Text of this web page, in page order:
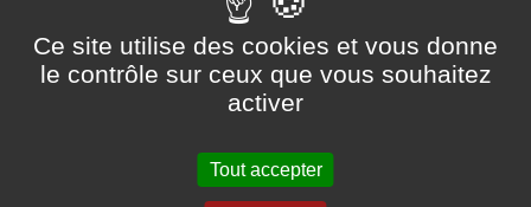
Rétention des contaminants extérieurs de type boue et
eau, milieu à fortes sollicitations
Adapté pour moyeux rotatifs avec arbre fixe
Applications
Tous types d'applications rotatives
Ce site utilise des cookies et vous donne
le contrôle sur ceux que vous souhaitez
activer
Tout accepter